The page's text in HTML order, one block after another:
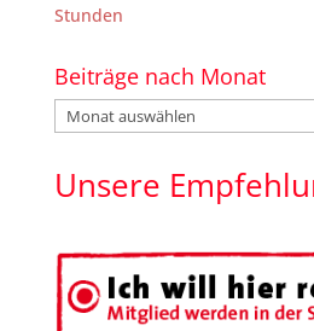
Stunden
Beiträge nach Monat
Beiträge
nach
Unsere